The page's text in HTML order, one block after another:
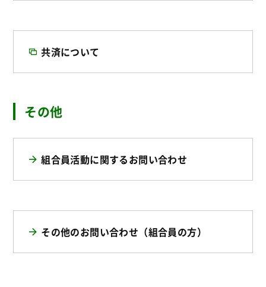
共済について
その他
組合員活動に関するお問い合わせ
その他のお問い合わせ（組合員の方）